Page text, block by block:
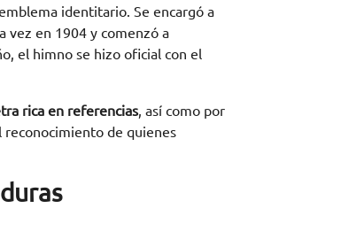
identitario. Se encargó a
vez en 1904 y comenzó a
el himno se hizo oficial con el
rica en referencias, así como por
reconocimiento de quienes